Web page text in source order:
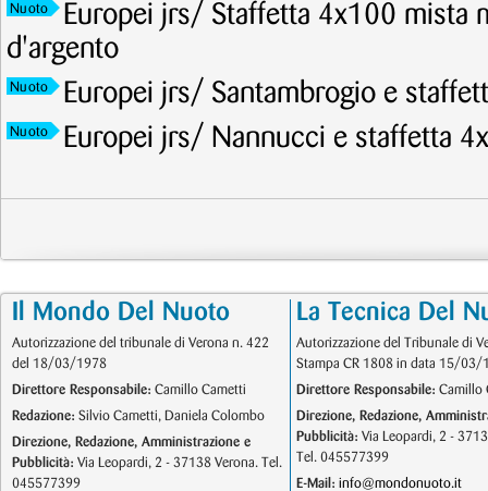
Nuoto
Europei jrs/ Staffetta 4x100 mista
d'argento
Nuoto Europei jrs/ Santambrogio e
Nuoto Europei jrs/ Nannucci e staffetta
Il Mondo Del Nuoto
Autorizzazione del tribunale di Verona n. 422
del 18/03/1978
Direttore Responsabile: Camillo Cametti
Redazione: Silvio Cametti, Daniela Colombo
Direzione, Redazione, Amministrazione e
Pubblicità: Via Leopardi, 2 - 37138 Verona. Tel.
045577399
La Tecnica Del
Autorizzazione del Tribunale di
Stampa CR 1808 in data 15/03/
Direttore Responsabile: Camillo
Direzione, Redazione,
Pubblicità: Via Leopardi, 2 -
Tel. 045577399
E-Mail: info@mondonuoto.it